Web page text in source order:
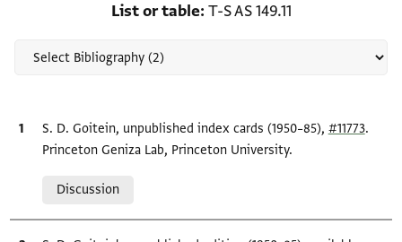
List or table T-S AS 149.11
Bibliographic citation
S. D. Goitein, unpublished index cards (1950–85), #11773.
Princeton Geniza Lab, Princeton University.
Discussion